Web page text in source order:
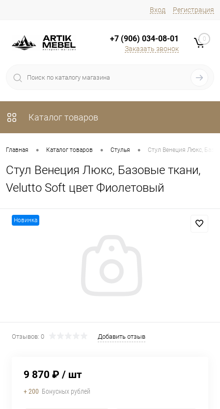
Вход Регистрация
+7 (906) 034-08-01
Заказать звонок
0
Каталог товаров
Главная • Каталог товаров • Стулья • Стул Венеция Люкс,
Стул Венеция Люкс, Базовые ткани,
Velutto Soft цвет Фиолетовый
Новинка
Отзывов: 0 Добавить отзыв
9 870 ₽ / шт
+ 200 Бонусных рублей